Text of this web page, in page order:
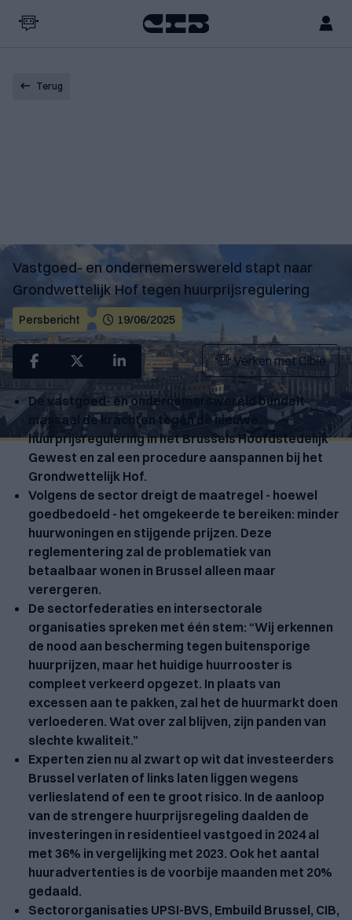
Terug
Vastgoed- en ondernemerswereld stapt naar
Grondwettelijk Hof tegen huurprijsregulering
Persbericht 19/06/2025
Verken met Cibie
De vastgoed- en ondernemerswereld bundelt
massaal de krachten tegen de nieuwe
huurprijsregulering in het Brussels Hoofdstedelijk
Gewest en zal een procedure aanspannen bij het
Grondwettelijk Hof.
Volgens de sector dreigt de maatregel - hoewel
goedbedoeld - het omgekeerde te bereiken: minder
huurwoningen en stijgende prijzen. Deze
reglementering zal de problematiek van
betaalbaar wonen in Brussel alleen maar
verergeren.
De sectorfederaties en intersectorale
organisaties spreken met één stem: “Wij erkennen
de nood aan bescherming tegen buitensporige
huurprijzen, maar het huidige huurrooster is
compleet verkeerd opgezet. In plaats van
excessen aan te pakken, zal het de huurmarkt doen
verloederen. Wat over zal blijven, zijn panden van
slechte kwaliteit.”
Experten zien nu al zwart op wit dat investeerders
Brussel verlaten of links laten liggen wegens
verlieslatend of een te groot risico. In de aanloop
van de strengere huurprijsregeling daalden de
investeringen in residentieel vastgoed in 2024 al
met 36% in vergelijking met 2023. Ook het aantal
huuradvertenties is de voorbije maanden met 20%
gedaald.
Sectororganisaties UPSI-BVS, Embuild Brussel, CIB,